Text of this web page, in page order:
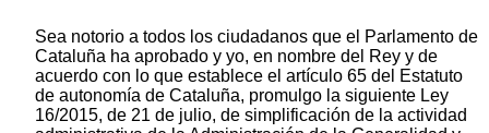
Sea notorio a todos los ciudadanos que el Parlamento de
Cataluña ha aprobado y yo, en nombre del Rey y de
acuerdo con lo que establece el artículo 65 del Estatuto
de autonomía de Cataluña, promulgo la siguiente Ley
16/2015, de 21 de julio, de simplificación de la actividad